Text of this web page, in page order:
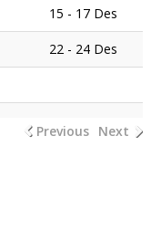
15 - 17 Des
22 - 24 Des
Previous Next